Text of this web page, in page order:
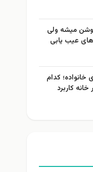
میشه ولی
عیب یابی
خانواده؛ کدام
کاربرد